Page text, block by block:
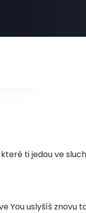
ti jedou ve
You uslyšíš znovu